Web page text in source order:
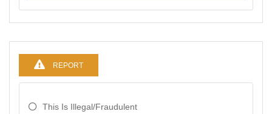
REPORT
This Is Illegal/fraudulent